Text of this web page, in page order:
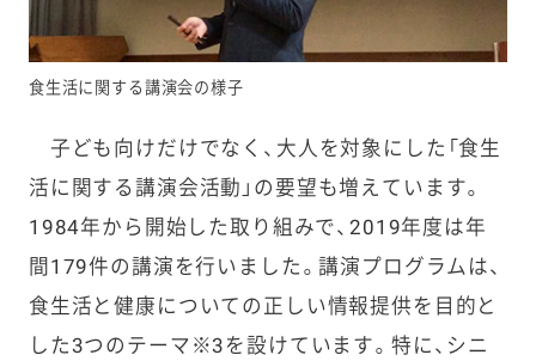
食生活に関する講演会の様子
子ども向けだけでなく、大人を対象にした「食生
活に関する講演会活動」の要望も増えています。
1984年から開始した取り組みで、2019年度は年
間179件の講演を行いました。講演プログラムは、
食生活と健康についての正しい情報提供を目的と
した3つのテーマ ※3 を設けています。特に、シニ